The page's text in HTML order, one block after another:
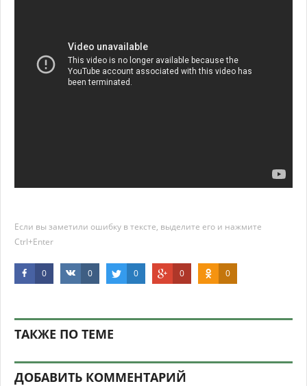
Если вы заметили ошибку в тексте, выделите его и нажмите
Ctrl+Enter
0 0 0 0 0
ТАКЖЕ ПО ТЕМЕ
ДОБАВИТЬ КОММЕНТАРИЙ